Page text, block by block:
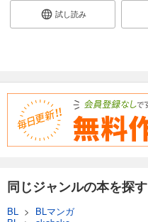
試し読み
同じジャンルの本を探す
BL > BLマンガ